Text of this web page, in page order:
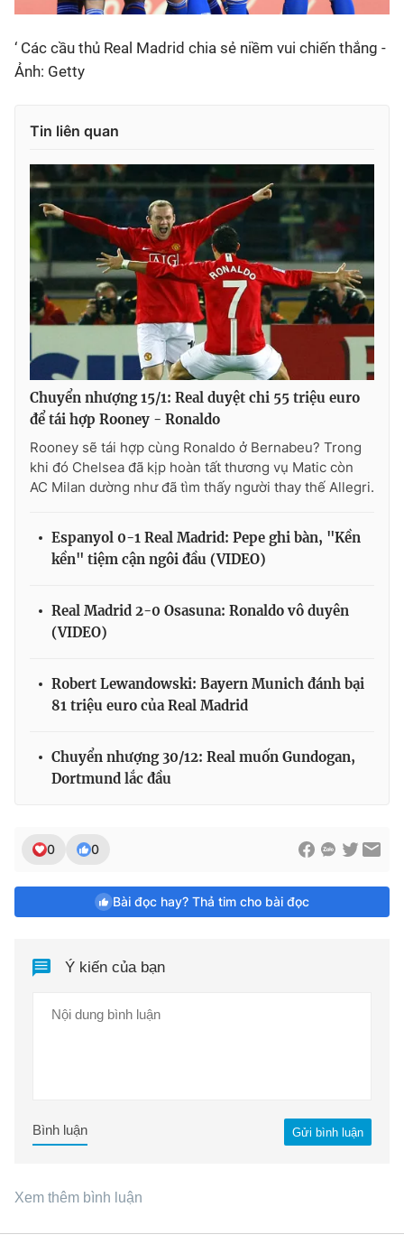
‘ Các cầu thủ Real Madrid chia sẻ niềm vui chiến thắng -
Ảnh: Getty
Tin liên quan
Chuyển nhượng 15/1: Real duyệt chi 55 triệu euro
để tái hợp Rooney - Ronaldo
Rooney sẽ tái hợp cùng Ronaldo ở Bernabeu? Trong
khi đó Chelsea đã kịp hoàn tất thương vụ Matic còn
AC Milan dường như đã tìm thấy người thay thế Allegri.
Espanyol 0-1 Real Madrid: Pepe ghi bàn, "Kền
kền" tiệm cận ngôi đầu (VIDEO)
Real Madrid 2-0 Osasuna: Ronaldo vô duyên
(VIDEO)
Robert Lewandowski: Bayern Munich đánh bại
81 triệu euro của Real Madrid
Chuyển nhượng 30/12: Real muốn Gundogan,
Dortmund lắc đầu
0 0
Bài đọc hay? Thả tim cho bài đọc
Ý kiến của bạn
Gửi bình luận
Bình luận
Xem thêm bình luận